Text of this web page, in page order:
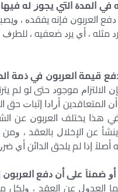
ﻓﻲ ﺍﻟﻤﺪﺓ ﺍﻟﺘﻲ ﻳﺠﻮﺯ ﻟﻪ
ﺍﻟﻌﺮﺑﻮﻥ ﻓﺈﻧﻪ ﻳﻔﻘﺪﻩ ،
ﻣﺜﻠﻪ ، ﺃﻱ ﻳﺮﺩ ﺿﻌﻔﻴﻪ ،
ﻗﻴﻤﺔ ﺍﻟﻌﺮﺑﻮﻥ ﻓﻲ ﺫﻣﺔ
ﺍﻻﻟﺘﺰﺍﻡ ﻣﻮﺟﻮﺩ ﺣﺘﻰ ﻟﻮ ﻟﻢ
ﺍﻟﻤﺘﻌﺎﻗﺪﻳﻦ ﺃﺭﺍﺩﺍ ﺇﺛﺒﺎﺕ
ﻫﺬﺍ ﻳﺨﺘﻠﻒ ﺍﻟﻌﺮﺑﻮﻥ ﻋﻦ
ﻋﻦ ﺍﻹﺧﻼﻝ ﺑﺎﻟﻌﻘﺪ ، ﻭﻣﻦ
ﺃﺻﻼً ﺇﺫﺍ ﻟﻢ ﻳﻠﺤﻖ ﺍﻟﺪﺍﺋﻦ ﺃﻱ
ﺃﻭ ﺿﻤﻨﺎً ﻋﻠﻰ ﺃﻥ ﺩﻓﻊ ﺍﻟﻌﺮﺑﻮﻥ
ﻋﻦ ﺍﻟﻌﻘﺪ ، ﻭﻟﻜﻞ